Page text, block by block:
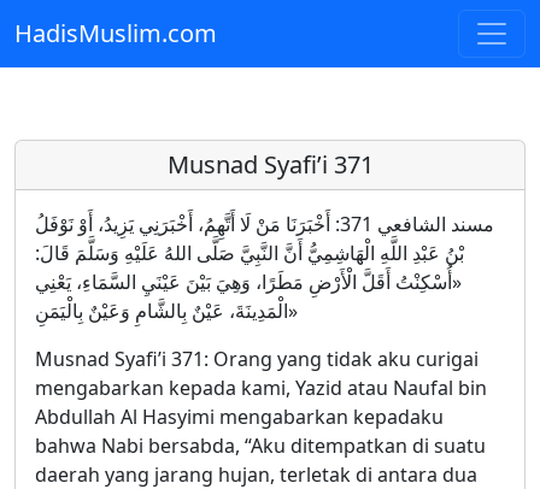
Skip to main content
HadisMuslim.com
Musnad Syafi’i 371
مسند الشافعي 371: أَخْبَرَنَا مَنْ لَا أَتَّهِمُ، أَخْبَرَنِي يَزِيدُ، أَوْ نَوْفَلُ
بْنُ عَبْدِ اللَّهِ الْهَاشِمِيُّ أَنَّ النَّبِيَّ صَلَّى اللهُ عَلَيْهِ وَسَلَّمَ قَالَ:
«أُسْكِنْتُ أَقَلَّ الْأَرْضِ مَطَرًا، وَهِيَ بَيْنَ عَيْنَيِ السَّمَاءِ، يَعْنِي
الْمَدِينَةَ، عَيْنٌ بِالشَّامِ وَعَيْنٌ بِالْيَمَنِ»
Musnad Syafi’i 371: Orang yang tidak aku curigai
mengabarkan kepada kami, Yazid atau Naufal bin
Abdullah Al Hasyimi mengabarkan kepadaku
bahwa Nabi bersabda, “Aku ditempatkan di suatu
daerah yang jarang hujan, terletak di antara dua